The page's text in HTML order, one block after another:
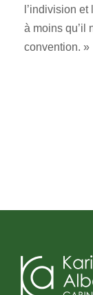
l’indivision
à moins qu’il
convention. »